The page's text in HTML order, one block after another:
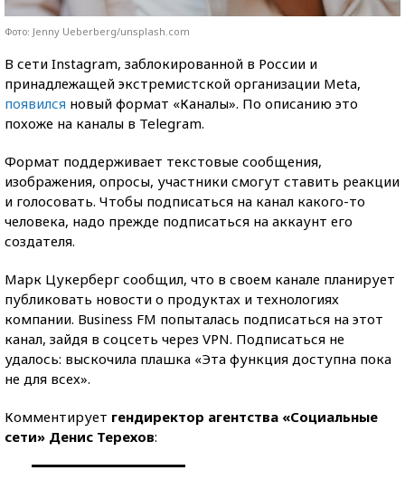
Фото: Jenny Ueberberg/unsplash.com
В сети Instagram, заблокированной в России и
принадлежащей экстремистской организации Meta,
появился новый формат «Каналы». По описанию это
похоже на каналы в Telegram.
Формат поддерживает текстовые сообщения,
изображения, опросы, участники смогут ставить реакции
и голосовать. Чтобы подписаться на канал какого-то
человека, надо прежде подписаться на аккаунт его
создателя.
Марк Цукерберг сообщил, что в своем канале планирует
публиковать новости о продуктах и технологиях
компании. Business FM попыталась подписаться на этот
канал, зайдя в соцсеть через VPN. Подписаться не
удалось: выскочила плашка «Эта функция доступна пока
не для всех».
Комментирует гендиректор агентства «Социальные
сети» Денис Терехов: